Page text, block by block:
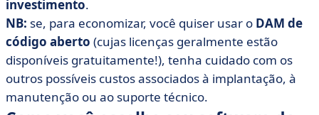
investimento.
NB: se, para economizar, você quiser usar o DAM de
código aberto (cujas licenças geralmente estão
disponíveis gratuitamente!), tenha cuidado com os
outros possíveis custos associados à implantação, à
manutenção ou ao suporte técnico.